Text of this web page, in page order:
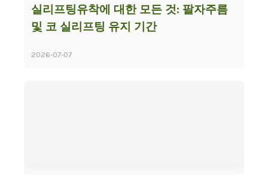
실리프팅유착에 대한 모든 것: 팔자주름
및 코 실리프팅 유지 기간
2026-07-07